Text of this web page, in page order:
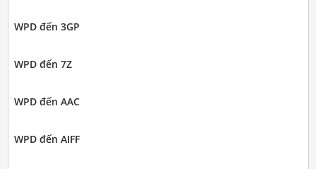
WPD đến 3GP
WPD đến 7Z
WPD đến AAC
WPD đến AIFF